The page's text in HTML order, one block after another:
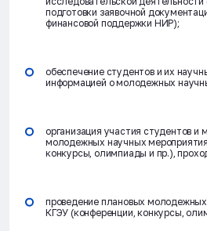
подготовки заявочной
финансовой поддержки НИР);
обеспечение студентов и их
информацией о молодежных
организация участия студентов и
молодежных научных
конкурсы, олимпиады и пр.),
проведение плановых
КГЭУ (конференции, конкурсы,